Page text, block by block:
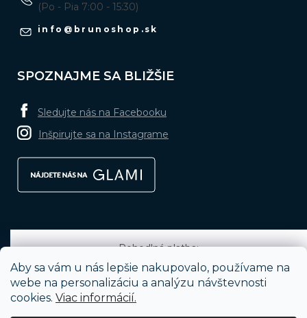
Aby sa vám u nás lepšie nakupovalo, používame na
webe na personalizáciu a analýzu návštevnosti
cookies. Viac informácií.
info @ brunoshop.sk
(Po - Pia 7:00 - 15:30)
SPOZNAJME SA BLIŽŠIE
Sledujte nás na Facebooku
Inšpirujte sa na Instagrame
Pohodlná platba: